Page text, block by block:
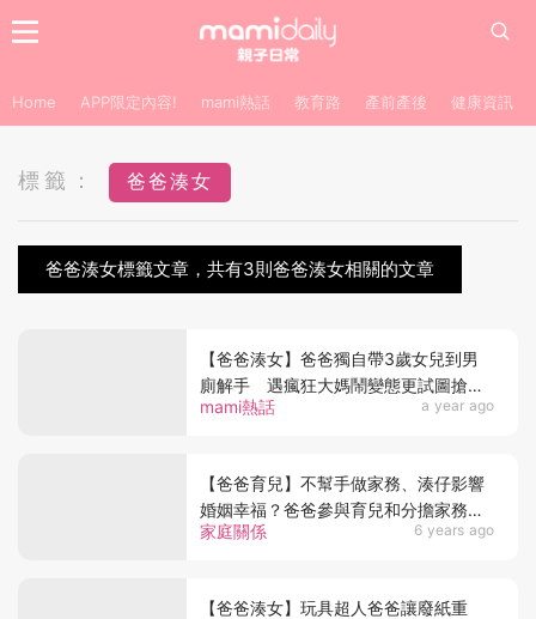
Home APP限定內容! mami熱話 教育路 產前產後 健康資訊
標籤： 爸爸湊女
爸爸湊女標籤文章，共有3則爸爸湊女相關的文章
mami熱話 a year ago
【爸爸湊女】爸爸獨自帶3歲女兒到男
廁解手 遇瘋狂大媽鬧變態更試圖搶奪
孩子
家庭關係 6 years ago
【爸爸育兒】不幫手做家務、湊仔影響
婚姻幸福？爸爸參與育兒和分擔家務有
助婚姻穩定！
【爸爸湊女】玩具超人爸爸讓廢紙重